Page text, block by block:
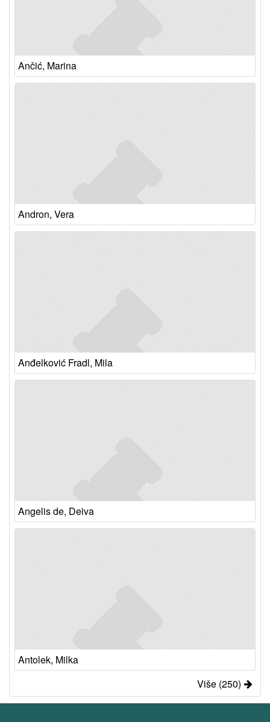
Ančić, Marina
Andron, Vera
Anđelković Fradl, Mila
Angelis de, Deiva
Antolek, Milka
Više (250)